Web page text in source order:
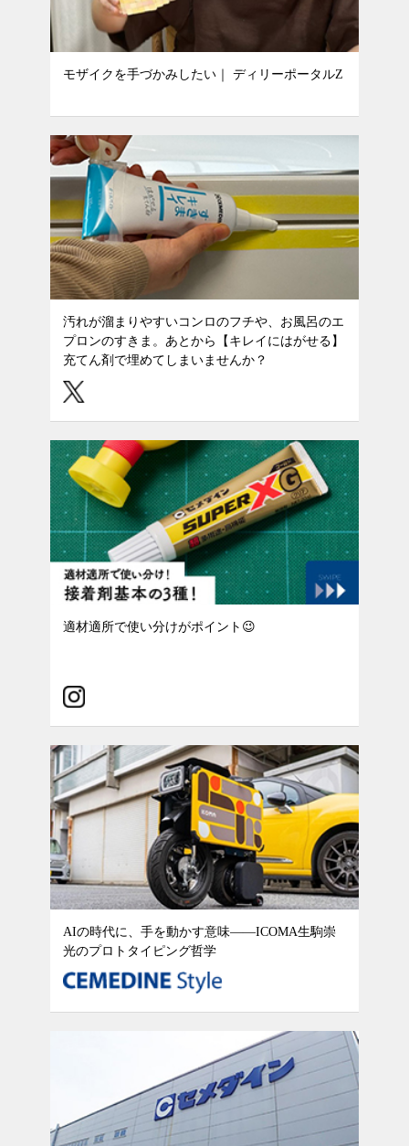
モザイクを手づかみしたい｜ ディリーポータルZ
汚れが溜まりやすいコンロのフチや、お風呂のエ
プロンのすきま。あとから【キレイにはがせる】
充てん剤で埋めてしまいませんか？
適材適所で使い分けがポイント😉
AIの時代に、手を動かす意味——ICOMA生駒崇
光のプロトタイピング哲学